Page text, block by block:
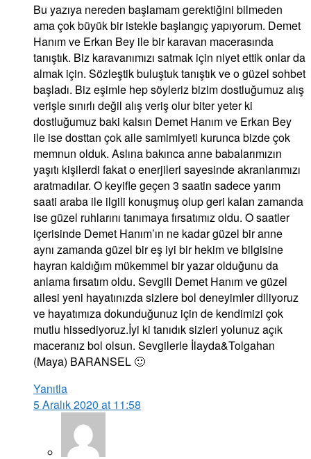
Bu yazıya nereden başlamam gerektiğini bilmeden
ama çok büyük bir istekle başlangıç yapıyorum. Demet
Hanım ve Erkan Bey ile bir karavan macerasında
tanıştık. Biz karavanımızı satmak için niyet ettik onlar da
almak için. Sözleştik buluştuk tanıştık ve o güzel sohbet
başladı. Biz eşimle hep söyleriz bizim dostluğumuz alış
verişle sınırlı değil alış veriş olur biter yeter ki
dostluğumuz baki kalsın Demet Hanım ve Erkan Bey
ile ise dosttan çok aile samimiyeti kurunca bizde çok
memnun olduk. Aslına bakınca anne babalarımızın
yaşıtı kişilerdi fakat o enerjileri sayesinde akranlarımızı
aratmadılar. O keyifle geçen 3 saatin sadece yarım
saati araba ile ilgili konuşmuş olup geri kalan zamanda
ise güzel ruhlarını tanımaya fırsatımız oldu. O saatler
içerisinde Demet Hanım’ın ne kadar güzel bir anne
aynı zamanda güzel bir eş iyi bir hekim ve bilgisine
hayran kaldığım mükemmel bir yazar olduğunu da
anlama fırsatım oldu. Sevgili Demet Hanım ve güzel
ailesi yeni hayatınızda sizlere bol deneyimler diliyoruz
ve hayatımıza dokunduğunuz için de kendimizi çok
mutlu hissediyoruz.İyi ki tanıdık sizleri yolunuz açık
maceranız bol olsun. Sevgilerle İlayda&Tolgahan
(Maya) BARANSEL 🙂
Yanıtla
5 Aralık 2020 at 11:58